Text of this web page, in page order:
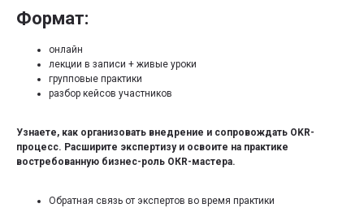
Формат:
онлайн
лекции в записи + живые уроки
групповые практики
разбор кейсов участников
Узнаете, как организовать внедрение и сопровождать OKR-
процесс. Расширите экспертизу и освоите на практике
востребованную бизнес-роль ОКR-мастера.
Обратная связь от экспертов во время практики